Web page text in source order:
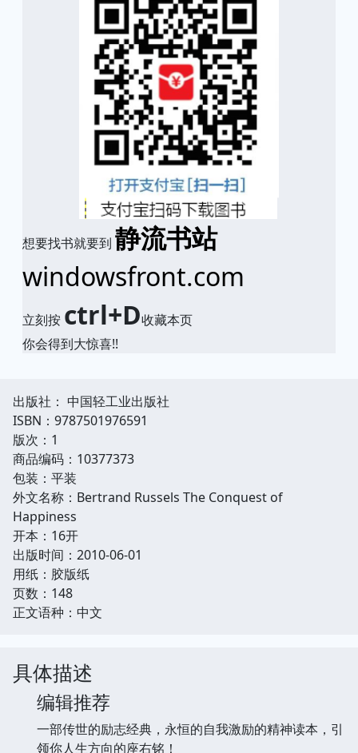
想要找书就要到 静流书站
windowsfront.com
立刻按 ctrl+D收藏本页
你会得到大惊喜!!
出版社： 中国轻工业出版社
ISBN：9787501976591
版次：1
商品编码：10377373
包装：平装
外文名称：Bertrand Russels The Conquest of
Happiness
开本：16开
出版时间：2010-06-01
用纸：胶版纸
页数：148
正文语种：中文
具体描述
编辑推荐
一部传世的励志经典，永恒的自我激励的精神读本，引
领你人生方向的座右铭！